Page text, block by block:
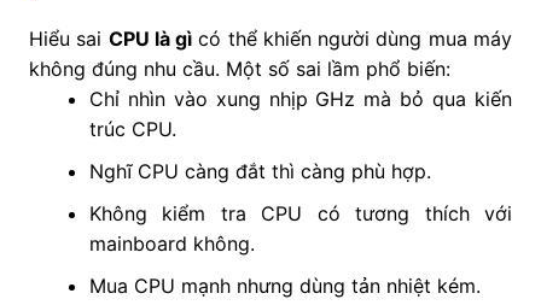
Hiểu sai CPU là gì có thể khiến người dùng mua máy
không đúng nhu cầu. Một số sai lầm phổ biến:
Chỉ nhìn vào xung nhịp GHz mà bỏ qua kiến
trúc CPU.
Nghĩ CPU càng đắt thì càng phù hợp.
Không kiểm tra CPU có tương thích với
mainboard không.
Mua CPU mạnh nhưng dùng tản nhiệt kém.